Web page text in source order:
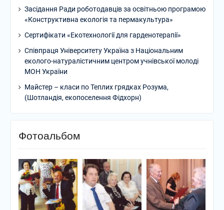
Засідання Ради роботодавців за освітньою програмою
«Конструктивна екологія та пермакультура»
Сертифікати «Екотехнології для гарденотерапії»
Співпраця Університету Україна з Національним
еколого-натуралістичним центром учнівської молоді
МОН України
Майстер – класи по Теплих грядках Розума,
(Шотландія, екопоселення Фідхорн)
Фотоальбом